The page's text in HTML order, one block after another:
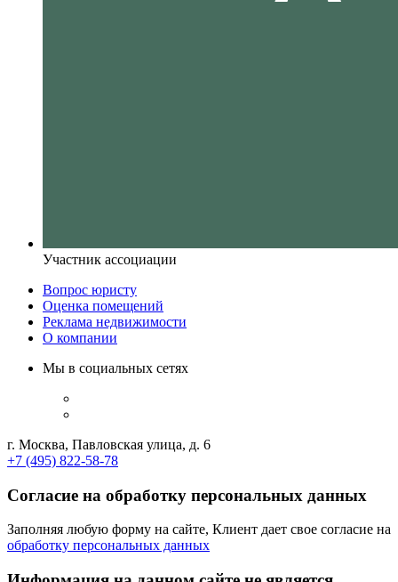
Участник ассоциации
Вопрос юристу
Оценка помещений
Реклама недвижимости
О компании
Мы в социальных сетях
г. Москва, Павловская улица, д. 6
+7 (495) 822-58-78
Согласие на обработку персональных данных
Заполняя любую форму на сайте, Клиент дает свое согласие на
обработку персональных данных